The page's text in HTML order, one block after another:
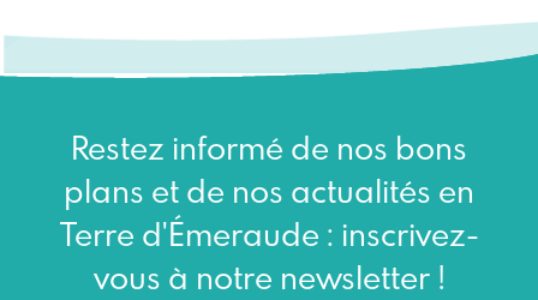
Restez informé de nos bons
plans et de nos actualités en
Terre d'Émeraude : inscrivez-
vous à notre newsletter !